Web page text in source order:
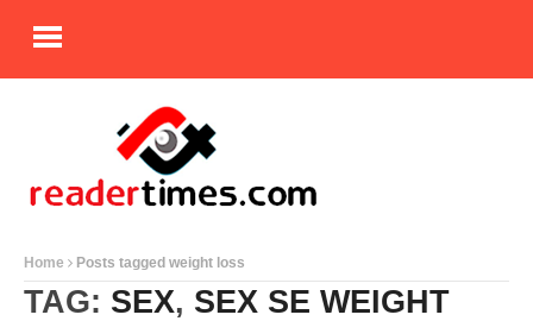
Home Posts tagged weight loss
TAG: SEX, SEX SE WEIGHT